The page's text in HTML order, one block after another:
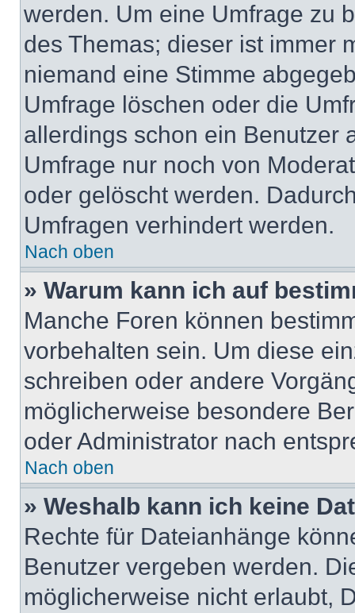
werden. Um eine Umfrage zu
des Themas; dieser ist immer
niemand eine Stimme
Umfrage löschen oder die
allerdings schon ein Benutzer
Umfrage nur noch von
oder gelöscht werden.
Umfragen verhindert werden.
Nach oben
» Warum kann ich auf
Manche Foren können
vorbehalten sein. Um diese
schreiben oder andere
möglicherweise besondere
oder Administrator nach
Nach oben
» Weshalb kann ich keine
Rechte für Dateianhänge
Benutzer vergeben werden.
möglicherweise nicht erlaubt,